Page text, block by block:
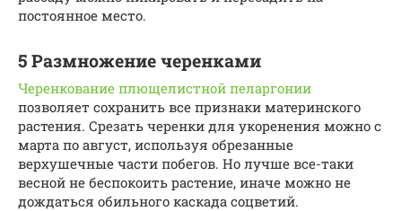
постоянное место.
5 Размножение черенками
Черенкование плющелистной пеларгонии
позволяет сохранить все признаки материнского
растения. Срезать черенки для укоренения можно с
марта по август, используя обрезанные
верхушечные части побегов. Но лучше все-таки
весной не беспокоить растение, иначе можно не
дождаться обильного каскада соцветий.